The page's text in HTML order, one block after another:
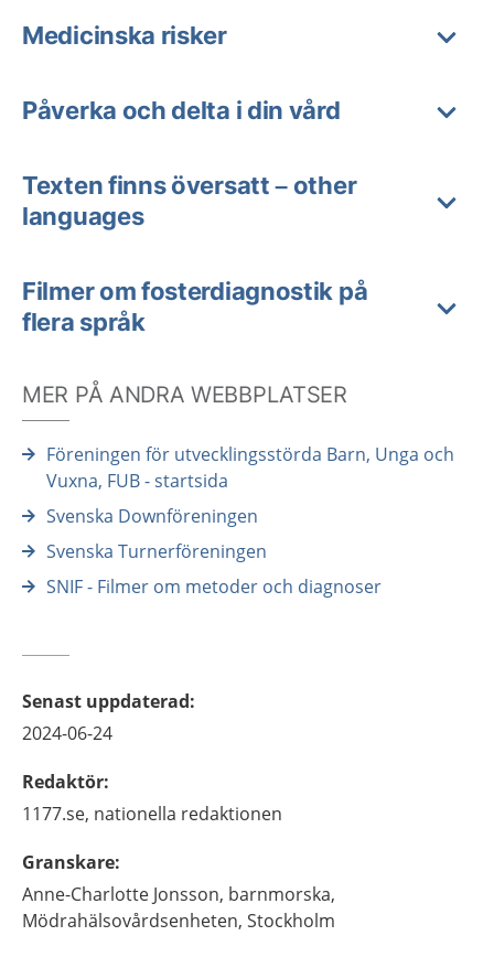
Medicinska risker
Påverka och delta i din vård
Texten finns översatt – other
languages
Filmer om fosterdiagnostik på
flera språk
MER PÅ ANDRA WEBBPLATSER
Föreningen för utvecklingsstörda Barn, Unga och
Vuxna, FUB - startsida
Svenska Downföreningen
Svenska Turnerföreningen
SNIF - Filmer om metoder och diagnoser
Senast uppdaterad:
2024-06-24
Redaktör:
1177.se, nationella redaktionen
Granskare:
Anne-Charlotte Jonsson, barnmorska,
Mödrahälsovårdsenheten, Stockholm